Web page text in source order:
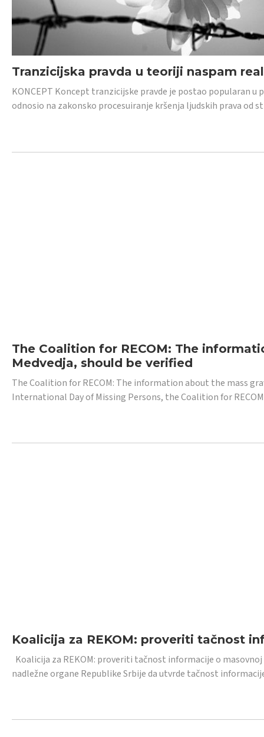
Tranzicijska pravda u teoriji naspam
KONCEPT Koncept tranzicijske pravde je postao popularan
odnosio na zakonsko procesuiranje kršenja ljudskih prava
The Coalition for RECOM: The
Medvedja, should be verified
The Coalition for RECOM: The information about the mass
International Day of Missing Persons, the Coalition for
Koalicija za REKOM: proveriti tačnost
Koalicija za REKOM: proveriti tačnost informacije o
nadležne organe Republike Srbije da utvrde tačnost